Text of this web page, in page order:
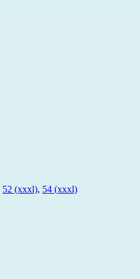
52 (xxxl), 54 (xxxl)